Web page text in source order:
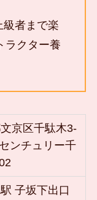
者まで楽
ラクター養
京区千駄木3-
ンチュリー千
子坂下出口